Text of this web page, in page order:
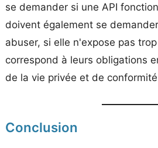
se demander si une API
doivent également se
abuser, si elle n'expose pas
correspond à leurs obligations
de la vie privée et de
Conclusion